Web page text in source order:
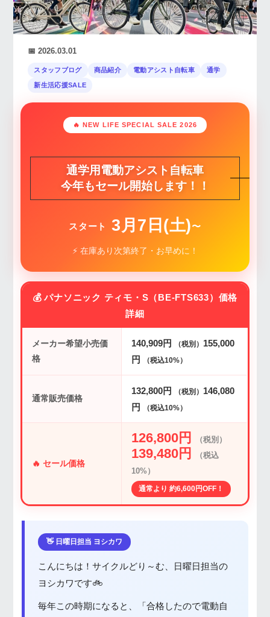
📅 2026.03.01
スタッフブログ 商品紹介 電動アシスト自転車 通学
新生活応援SALE
🔥 NEW LIFE SPECIAL SALE 2026
通学用電動アシスト自転車
今年もセール開始します！！
スタート 3月7日(土)〜
⚡ 在庫あり次第終了・お早めに！
💰 パナソニック ティモ・S（BE-FTS633）価格
詳細
メーカー希望小売価
格
140,909円 （税別） 155,000
円
（税込10%）
通常販売価格
132,800円 （税別） 146,080
円
（税込10%）
🔥セール価格
126,800円 （税別）
139,480円
（税込
10%）
通常より 約6,600円OFF！
👋 日曜日担当 ヨシカワ
こんにちは！サイクルどり～む、日曜日担当の
ヨシカワです🚲
毎年この時期になると、「合格したので電動自